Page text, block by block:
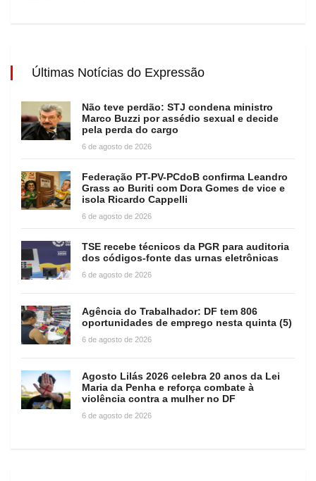
Últimas Notícias do Expressão
Não teve perdão: STJ condena ministro
Marco Buzzi por assédio sexual e decide
pela perda do cargo
6 de agosto de 2026
Federação PT-PV-PCdoB confirma Leandro
Grass ao Buriti com Dora Gomes de vice e
isola Ricardo Cappelli
6 de agosto de 2026
TSE recebe técnicos da PGR para auditoria
dos códigos-fonte das urnas eletrônicas
6 de agosto de 2026
Agência do Trabalhador: DF tem 806
oportunidades de emprego nesta quinta (5)
6 de agosto de 2026
Agosto Lilás 2026 celebra 20 anos da Lei
Maria da Penha e reforça combate à
violência contra a mulher no DF
6 de agosto de 2026